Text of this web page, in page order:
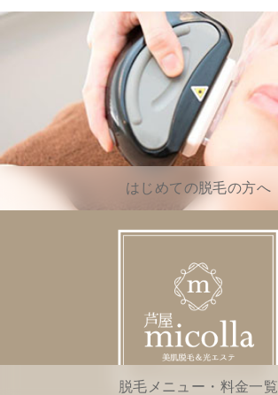
はじめての脱毛の方へ
脱毛メニュー・料金一覧